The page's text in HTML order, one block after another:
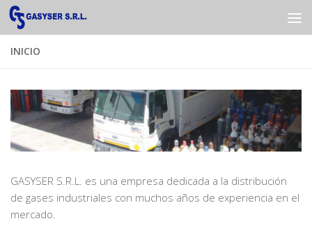
Saltar al contenido
INICIO
GASYSER S.R.L. es una empresa dedicada a la distribución
de gases industriales con muchos años de experiencia en el
mercado.